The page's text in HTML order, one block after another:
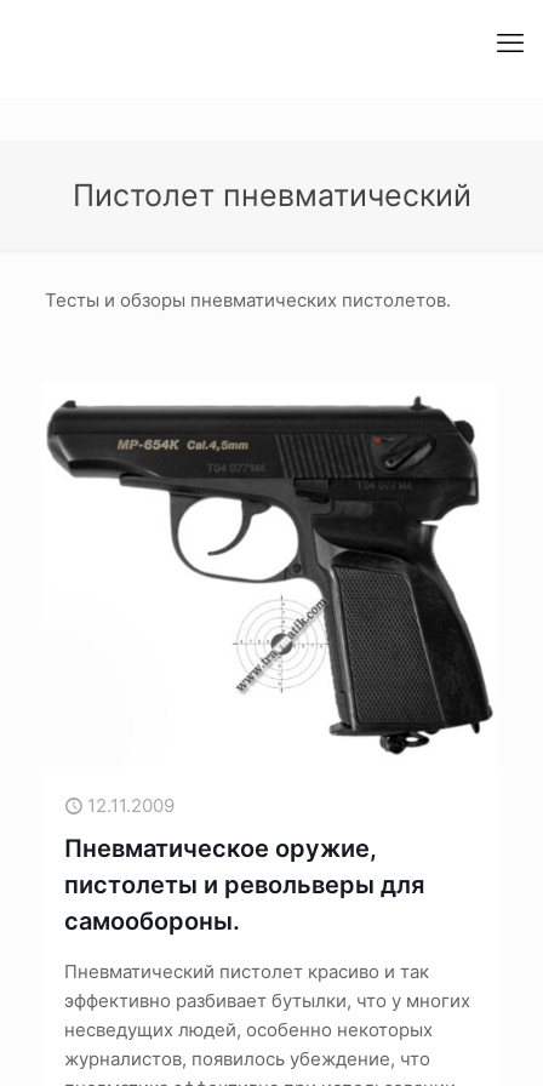
Пистолет пневматический
Тесты и обзоры пневматических пистолетов.
12.11.2009
Пневматическое оружие,
пистолеты и револьверы для
самообороны.
Пневматический пистолет красиво и так
эффективно разбивает бутылки, что у многих
несведущих людей, особенно некоторых
журналистов, появилось убеждение, что